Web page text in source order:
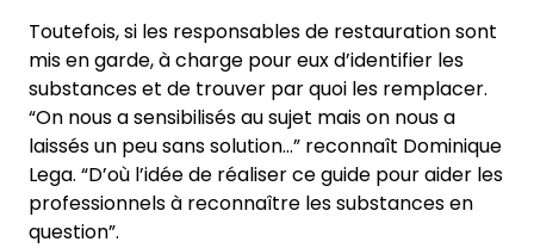
Toutefois, si les responsables de restauration sont
mis en garde, à charge pour eux d’identifier les
substances et de trouver par quoi les remplacer.
“On nous a sensibilisés au sujet mais on nous a
laissés un peu sans solution…” reconnaît Dominique
Lega. “D’où l’idée de réaliser ce guide pour aider les
professionnels à reconnaître les substances en
question”.